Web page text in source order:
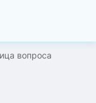
вопроса